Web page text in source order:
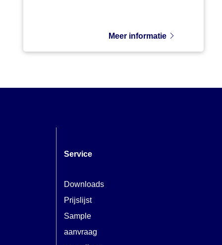
Meer informatie
Service
Downloads
Prijslijst
Sample
aanvraag